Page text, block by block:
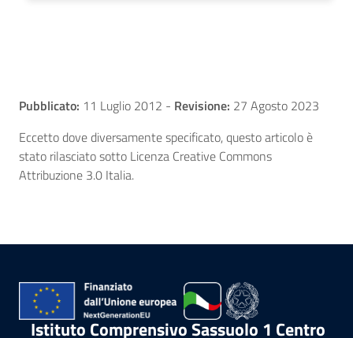
Pubblicato: 11 Luglio 2012 - Revisione: 27 Agosto 2023
Eccetto dove diversamente specificato, questo articolo è
stato rilasciato sotto Licenza Creative Commons
Attribuzione 3.0 Italia.
Istituto Comprensivo Sassuolo 1 Centro